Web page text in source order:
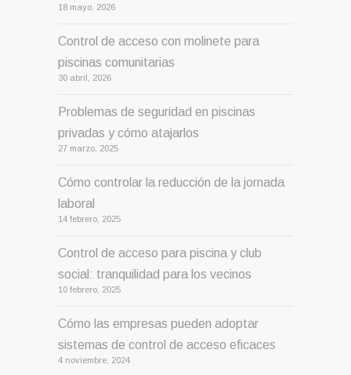
18 mayo, 2026
Control de acceso con molinete para
piscinas comunitarias
30 abril, 2026
Problemas de seguridad en piscinas
privadas y cómo atajarlos
27 marzo, 2025
Cómo controlar la reducción de la jornada
laboral
14 febrero, 2025
Control de acceso para piscina y club
social: tranquilidad para los vecinos
10 febrero, 2025
Cómo las empresas pueden adoptar
sistemas de control de acceso eficaces
4 noviembre, 2024